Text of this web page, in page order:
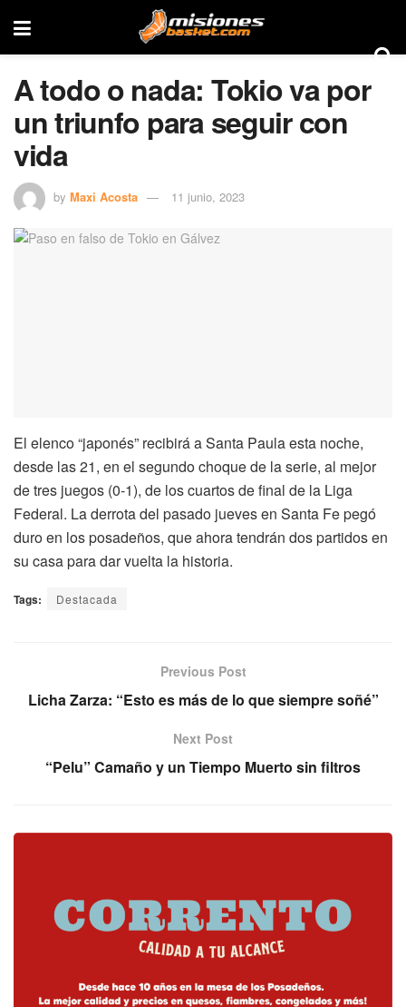
A todo o nada: Tokio va por
un triunfo para seguir con
vida
by Maxi Acosta 11 junio, 2023
El elenco “japonés” recibirá a Santa Paula esta noche,
desde las 21, en el segundo choque de la serie, al mejor
de tres juegos (0-1), de los cuartos de final de la Liga
Federal. La derrota del pasado jueves en Santa Fe pegó
duro en los posadeños, que ahora tendrán dos partidos en
su casa para dar vuelta la historia.
Tags: Destacada
Previous Post
Licha Zarza: “Esto es más de lo que siempre soñé”
Next Post
“Pelu” Camaño y un Tiempo Muerto sin filtros